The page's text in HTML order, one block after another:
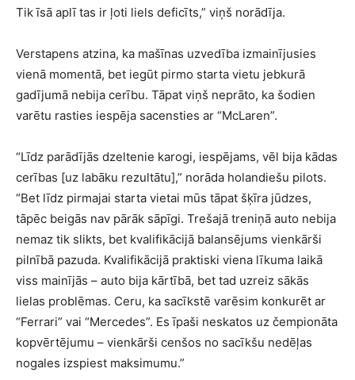
Tik īsā aplī tas ir ļoti liels deficīts,” viņš norādīja.
Verstapens atzina, ka mašīnas uzvedība izmainījusies
vienā momentā, bet iegūt pirmo starta vietu jebkurā
gadījumā nebija cerību. Tāpat viņš neprāto, ka šodien
varētu rasties iespēja sacensties ar “McLaren”.
“Līdz parādījās dzeltenie karogi, iespējams, vēl bija kādas
cerības [uz labāku rezultātu],” norāda holandiešu pilots.
“Bet līdz pirmajai starta vietai mūs tāpat šķīra jūdzes,
tāpēc beigās nav pārāk sāpīgi. Trešajā treniņā auto nebija
nemaz tik slikts, bet kvalifikācijā balansējums vienkārši
pilnībā pazuda. Kvalifikācijā praktiski viena līkuma laikā
viss mainījās – auto bija kārtībā, bet tad uzreiz sākās
lielas problēmas. Ceru, ka sacīkstē varēsim konkurēt ar
“Ferrari” vai “Mercedes”. Es īpaši neskatos uz čempionāta
kopvērtējumu – vienkārši cenšos no sacīkšu nedēļas
nogales izspiest maksimumu.”